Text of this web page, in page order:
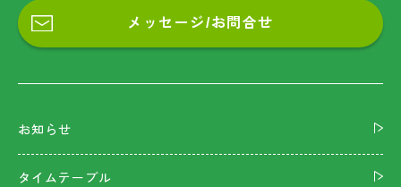
メッセージ/お問合せ
お知らせ
タイムテーブル